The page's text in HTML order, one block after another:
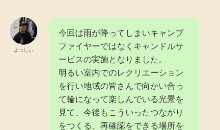
よっしぃ
今回は雨が降ってしまいキャンプ
ファイヤーではなくキャンドルサ
ービスの実施となりました。
明るい室内でのレクリエーション
を行い地域の皆さんで向かい合っ
て輪になって楽しんでいる光景を
見て、今後もこういったつながり
をつくる、再確認をできる場所を